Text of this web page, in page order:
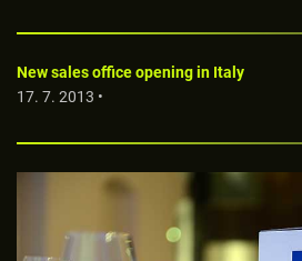
New sales office opening in Italy
17. 7. 2013 •